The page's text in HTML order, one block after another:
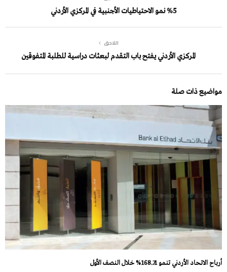
%5 نمو الاحتياطيات الأجنبية في المركزي الأردني
اللاحق
المركزي الأردني يفتح باب التقدم لبعثات دراسية للطلبة المتفوقين
مواضيع ذات صلة
أرباح الاتحاد الأردني تنمو 168.71% خلال النصف الأول